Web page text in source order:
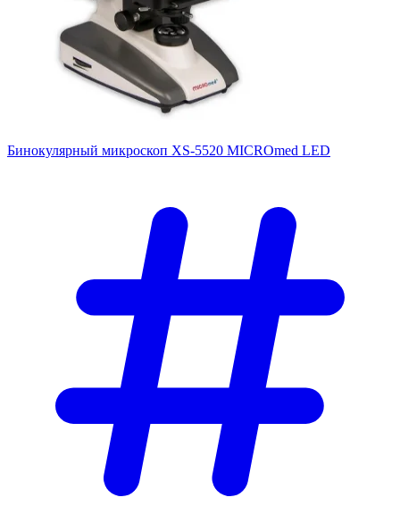
Бинокулярный микроскоп XS-5520 MICROmed LED